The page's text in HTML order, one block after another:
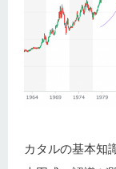
カタルの基本知